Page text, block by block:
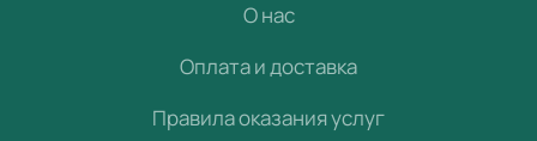
О нас
Оплата и доставка
Правила оказания услуг